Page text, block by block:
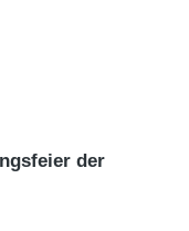
der